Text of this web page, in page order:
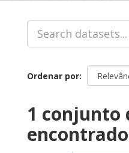
Ordenar por
1 conjunto
encontrado